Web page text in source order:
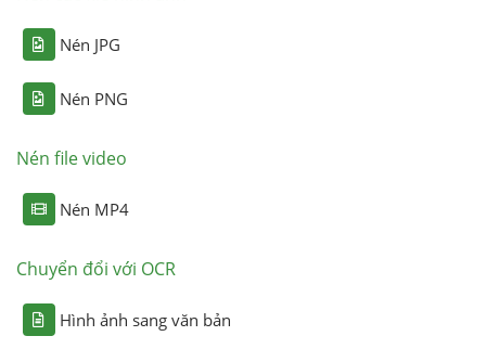
Nén JPG
Nén PNG
Nén file video
Nén MP4
Chuyển đổi với OCR
Hình ảnh sang văn bản